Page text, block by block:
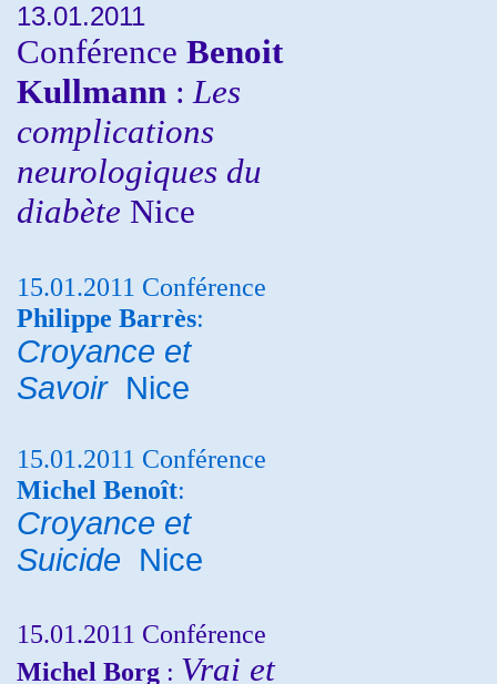
13.01.2011
Conférence Benoit
Kullmann : Les
complications
neurologiques du
diabète Nice
15.01.2011 Conférence
Philippe Barrès:
Croyance et
Savoir Nice
15.01.2011 Conférence
Michel Benoît:
Croyance et
Suicide Nice
15.01.2011 Conférence
Michel Borg : Vrai et